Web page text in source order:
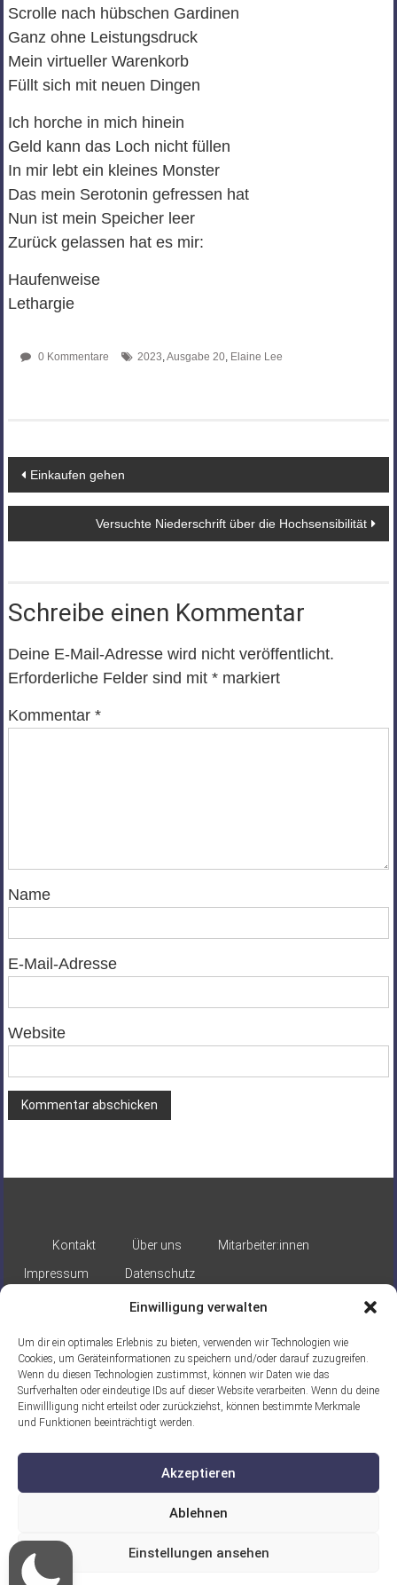
Einwilligung verwalten
Um dir ein optimales Erlebnis zu bieten, verwenden wir Technologien wie
Cookies, um Geräteinformationen zu speichern und/oder darauf zuzugreifen.
Wenn du diesen Technologien zustimmst, können wir Daten wie das
Surfverhalten oder eindeutige IDs auf dieser Website verarbeiten. Wenn du deine
Einwillligung nicht erteilst oder zurückziehst, können bestimmte Merkmale
und Funktionen beeinträchtigt werden.
Akzeptieren
Ablehnen
Einstellungen ansehen
Scrolle nach hübschen Gardinen
Ganz ohne Leistungsdruck
Mein virtueller Warenkorb
Füllt sich mit neuen Dingen
Ich horche in mich hinein
Geld kann das Loch nicht füllen
In mir lebt ein kleines Monster
Das mein Serotonin gefressen hat
Nun ist mein Speicher leer
Zurück gelassen hat es mir:
Haufenweise
Lethargie
0 Kommentare 2023,Ausgabe 20, Elaine Lee
Beitragsnavigation
Einkaufen gehen
Versuchte Niederschrift über die Hochsensibilität
Schreibe einen Kommentar
Deine E-Mail-Adresse wird nicht veröffentlicht.
Erforderliche Felder sind mit *markiert
Kommentar *
Name
E-Mail-Adresse
Website
Kontakt Über uns
Mitarbeiter:innen
Impressum
Datenschutz
Gefördert durch:
Ein Projekt der ASB Seelische
Gesundheit gGmbH